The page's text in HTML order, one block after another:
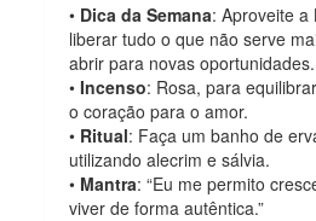
• Dica da Semana: Aproveite a
liberar tudo o que não serve
abrir para novas oportunidades.
•Incenso: Rosa, para
o coração para o amor.
• Ritual: Faça um banho de
utilizando alecrim e sálvia.
• Mantra: “Eu me permito
viver de forma autêntica.”